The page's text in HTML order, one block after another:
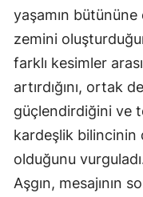
yaşamın
zemini
farklı kesimler
artırdığını, ortak
güçlendirdiğini ve
kardeşlik bilincinin
olduğunu
Aşgın, mesajının